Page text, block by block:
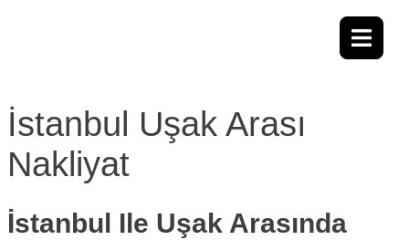
İstanbul Uşak Arası
Nakliyat
İstanbul Ile Uşak Arasında